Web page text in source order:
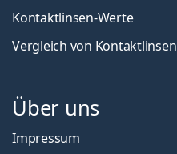
Kontaktlinsen-Werte
Vergleich von Kontaktlinsen
Über uns
Impressum